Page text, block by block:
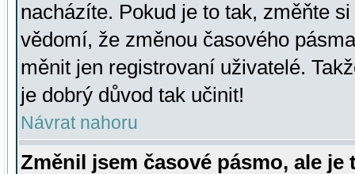
nacházíte. Pokud je to tak, změňte
vědomí, že změnou časového
měnit jen registrovaní uživatelé.
je dobrý důvod tak učinit!
Návrat nahoru
Změnil jsem časové pásmo, ale je